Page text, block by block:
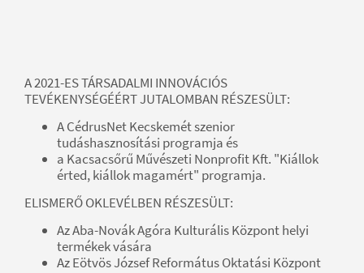
A 2021-ES TÁRSADALMI INNOVÁCIÓS
TEVÉKENYSÉGÉÉRT JUTALOMBAN RÉSZESÜLT:
A CédrusNet Kecskemét szenior
tudáshasznosítási programja és
a Kacsacsőrű Művészeti Nonprofit Kft. "Kiállok
érted, kiállok magamért" programja.
ELISMERŐ OKLEVÉLBEN RÉSZESÜLT:
Az Aba-Novák Agóra Kulturális Központ helyi
termékek vására
Az Eötvös József Református Oktatási Központ